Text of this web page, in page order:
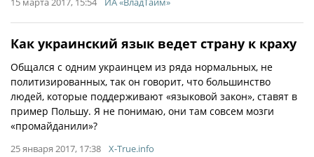
Как украинский язык ведет страну к краху
Общался с одним украинцем из ряда нормальных, не
политизированных, так он говорит, что большинство
людей, которые поддерживают «языковой закон», ставят в
пример Польшу. Я не понимаю, они там совсем мозги
«промайданили»?
25 января 2017, 17:38 X-True.info